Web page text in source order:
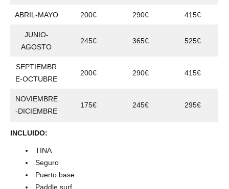
ABRIL-MAYO 200€ 290€ 415€
JUNIO-
AGOSTO
245€ 365€ 525€
SEPTIEMBR
E-OCTUBRE
200€ 290€ 415€
NOVIEMBRE
-DICIEMBRE
175€ 245€ 295€
INCLUIDO:
TINA
Seguro
Puerto base
Paddle surf